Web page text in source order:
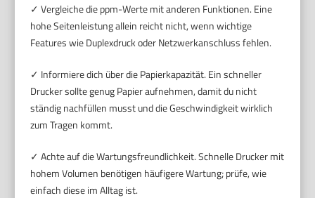
✓ Vergleiche die ppm-Werte mit anderen Funktionen. Eine
hohe Seitenleistung allein reicht nicht, wenn wichtige
Features wie Duplexdruck oder Netzwerkanschluss fehlen.
✓ Informiere dich über die Papierkapazität. Ein schneller
Drucker sollte genug Papier aufnehmen, damit du nicht
ständig nachfüllen musst und die Geschwindigkeit wirklich
zum Tragen kommt.
✓ Achte auf die Wartungsfreundlichkeit. Schnelle Drucker mit
hohem Volumen benötigen häufigere Wartung; prüfe, wie
einfach diese im Alltag ist.